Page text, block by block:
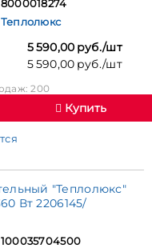
8000018274
Теплолюкс
5 590,00 руб./шт
5 590,00 руб./шт
200
Купить
"Теплолюкс"
Вт 2206145/
100035704500